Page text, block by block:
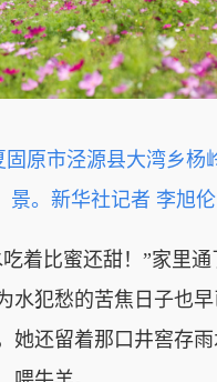
固原市泾源县大湾乡杨
景。新华社记者 李旭
比蜜还甜！”家里通
水犯愁的苦焦日子也早
她还留着那口井窖存